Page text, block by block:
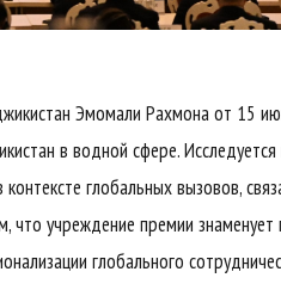
Эмомали Рахмона от 15
в водной сфере. Исследуется
глобальных вызовов,
что учреждение премии
глобального